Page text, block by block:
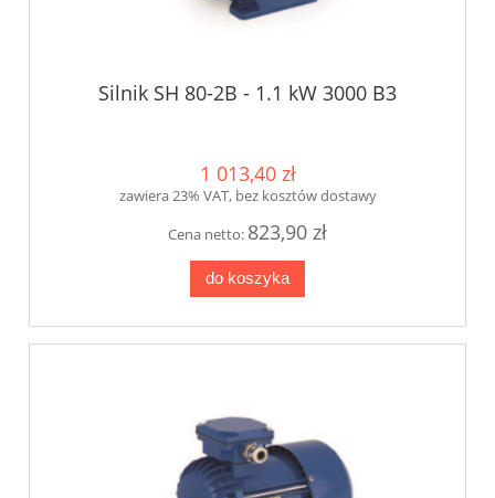
Silnik SH 80-2B - 1.1 kW 3000 B3
1 013,40 zł
zawiera 23% VAT, bez kosztów dostawy
Cena netto: 823,90 zł
do koszyka